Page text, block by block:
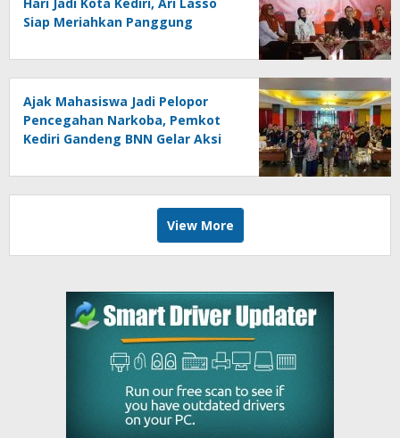
Siap Meriahkan Panggung
Ajak Mahasiswa Jadi Pelopor
Pencegahan Narkoba, Pemkot
Kediri Gandeng BNN Gelar Aksi
View More